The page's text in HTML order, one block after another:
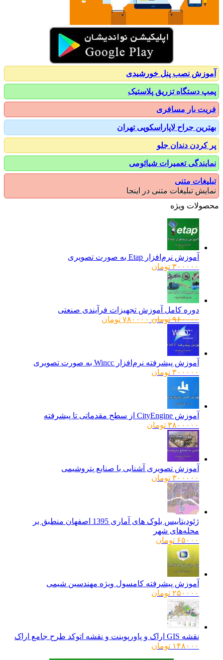
نصب پنل خورشیدی
دستگاه تزریق پلاستیک
بار مسافری
جراح لاپاراسکوپی تهران
دندان جلو
تعمیرات شیائومی
متنی
تبلیغات متنی در اینجا
ویژه
آموزش نرم‌افزار Etap به صورت تصویری
۳۰۰۰۰۰ تومان
دوره کامل آموزش تجهیزات فرآیندی صنعتی
۹۶۰۰۰۰ تومانقیمت
۷۸۰۰۰۰ تومانقیمت
آموزش پیشرفته نرم‌افزار Wincc به صورت تصویری
۳۰۰۰۰۰ تومان
آموزش CityEngine از سطح مقدماتی تا پیشرفته
۳۸۰۰۰۰۰ تومان
آموزش تصویری آشنایی با صنایع پتروشیمی
۳۰۰۰۰۰ تومان
ژئودیتابیس بلوک های آماری 1395 اصفهان منطبق بر
محله‌های شهر
۶۵۰۰۰ تومان
آموزش پیشرفته کامسول ویژه مهندسین شیمی
۲۵۰۰۰۰ تومان
نقشه GIS اراک و پاورپوینت و نقشه اتوکد طرح جامع اراک
۱۴۸۰۰۰ تومان